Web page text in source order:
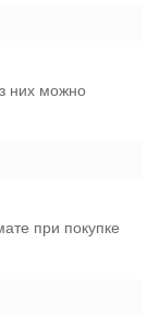
них можно
при покупке